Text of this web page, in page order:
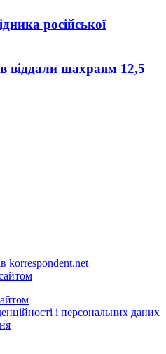
російської
віддали шахраям 12,5
korrespondent.net
і персональних даних